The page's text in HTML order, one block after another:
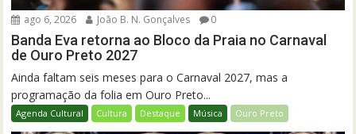
ago 6, 2026 João B. N. Gonçalves 0
Banda Eva retorna ao Bloco da Praia no Carnaval
de Ouro Preto 2027
Ainda faltam seis meses para o Carnaval 2027, mas a
programação da folia em Ouro Preto...
Agenda Cultural Cultura Destaque Música Ouro Preto